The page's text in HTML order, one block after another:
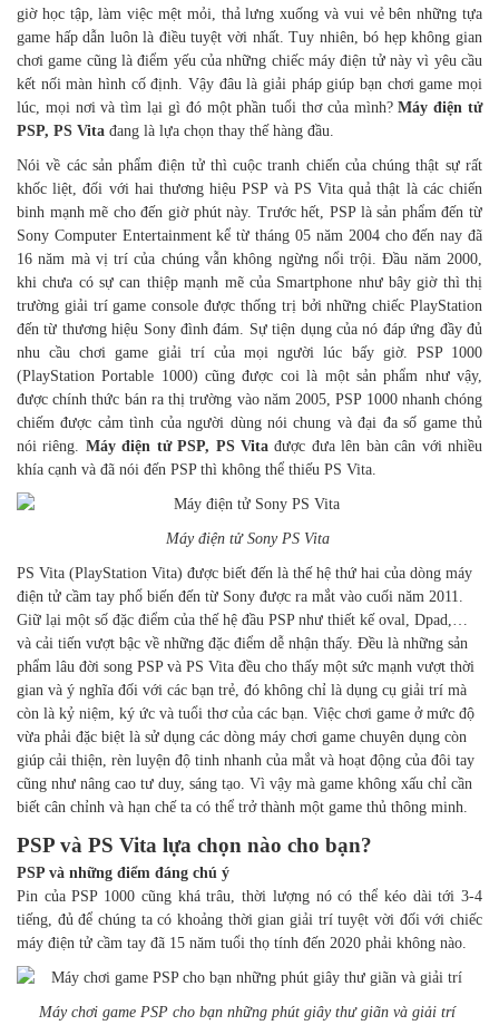
giờ học tập, làm việc mệt mỏi, thả lưng xuống và vui vẻ bên những tựa
game hấp dẫn luôn là điều tuyệt vời nhất. Tuy nhiên, bó hẹp không gian
chơi game cũng là điểm yếu của những chiếc máy điện tử này vì yêu cầu
kết nối màn hình cố định. Vậy đâu là giải pháp giúp bạn chơi game mọi
lúc, mọi nơi và tìm lại gì đó một phần tuổi thơ của mình?Máy điện tử
PSP, PS Vita đang là lựa chọn thay thế hàng đầu.
Nói về các sản phẩm điện tử thì cuộc tranh chiến của chúng thật sự rất
khốc liệt, đối với hai thương hiệu PSP và PS Vita quả thật là các chiến
binh mạnh mẽ cho đến giờ phút này. Trước hết, PSP là sản phẩm đến từ
Sony Computer Entertainment kể từ tháng 05 năm 2004 cho đến nay đã
16 năm mà vị trí của chúng vẫn không ngừng nổi trội.Đầu năm 2000,
khi chưa có sự can thiệp mạnh mẽ của Smartphone như bây giờ thì thị
trường giải trí game console được thống trị bởi những chiếc PlayStation
đến từ thương hiệu Sony đình đám. Sự tiện dụng của nó đáp ứng đầy đủ
nhu cầu chơi game giải trí của mọi người lúc bấy giờ. PSP 1000
(PlayStation Portable 1000) cũng được coi là một sản phẩm như vậy,
được chính thức bán ra thị trường vào năm 2005, PSP 1000 nhanh chóng
chiếm được cảm tình của người dùng nói chung và đại đa số game thủ
nói riêng. Máy điện tử PSP, PS Vitađược đưa lên bàn cân với nhiều
khía cạnh và đã nói đến PSP thì không thể thiếu PS Vita.
Máy điện tử Sony PS Vita
PS Vita (PlayStation Vita) được biết đến là thế hệ thứ hai của dòng máy
điện tử cầm tay phổ biến đến từ Sony được ra mắt vào cuối năm 2011.
Giữ lại một số đặc điểm của thế hệ đầu PSP như thiết kế oval, Dpad,…
và cải tiến vượt bậc về những đặc điểm dễ nhận thấy. Đều là những sản
phẩm lâu đời song PSP và PS Vita đều cho thấy một sức mạnh vượt thời
gian và ý nghĩa đối với các bạn trẻ, đó không chỉ là dụng cụ giải trí mà
còn là kỷ niệm, ký ức và tuổi thơ của các bạn. Việc chơi game ở mức độ
vừa phải đặc biệt là sử dụng các dòng máy chơi game chuyên dụng còn
giúp cải thiện, rèn luyện độ tinh nhanh của mắt và hoạt động của đôi tay
cũng như nâng cao tư duy, sáng tạo. Vì vậy mà game không xấu chỉ cần
biết cân chỉnh và hạn chế ta có thể trở thành một game thủ thông minh.
PSP và PS Vita lựa chọn nào cho bạn?
PSP và những điểm đáng chú ý
Pin của PSP 1000 cũng khá trâu, thời lượng nó có thể kéo dài tới 3-4
tiếng, đủ để chúng ta có khoảng thời gian giải trí tuyệt vời đối với chiếc
máy điện tử cầm tay đã 15 năm tuổi thọ tính đến 2020 phải không nào.
Máy chơi game PSP cho bạn những phút giây thư giãn và giải trí